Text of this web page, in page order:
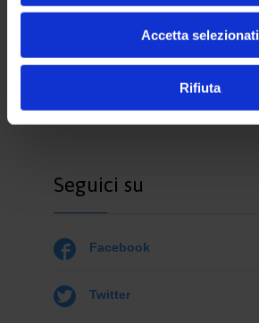
Accetta selezionati
Rifiuta

Scarica il programma del convegno
Seguici su
 Facebook
 Twitter